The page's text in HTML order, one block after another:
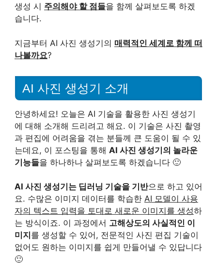
생성 시 주의해야 할 점들을 함께 살펴보도록 하겠
습니다.
지금부터 AI 사진 생성기의 매력적인 세계로 함께 떠
나볼까요?
AI 사진 생성기 소개
안녕하세요! 오늘은 AI 기술을 활용한 사진 생성기
에 대해 소개해 드리려고 해요. 이 기술은 사진 촬영
과 편집에 어려움을 겪는 분들께 큰 도움이 될 수 있
는데요, 이 포스팅을 통해 AI 사진 생성기의 놀라운
기능들을 하나하나 살펴보도록 하겠습니다 🙂
AI 사진 생성기는 딥러닝 기술을 기반으로 하고 있어
요. 수많은 이미지 데이터를 학습한 AI 모델이 사용
자의 텍스트 입력을 토대로 새로운 이미지를 생성하
는 방식이죠. 이 과정에서 고해상도의 사실적인 이
미지 를 생성할 수 있어, 전문적인 사진 편집 기술이
없어도 원하는 이미지를 쉽게 만들어낼 수 있답니다
🙂